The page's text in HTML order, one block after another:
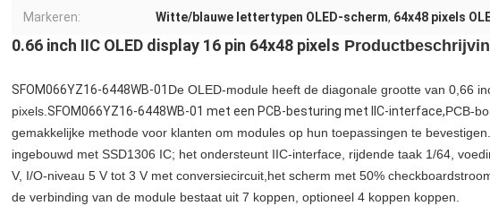
Markeren: Witte/blauwe lettertypen OLED-scherm, 64x48 pixels
0.66 inch IIC OLED display 16 pin 64x48 pixels
SFOM066YZ16-6448WB-01 De OLED-module heeft de diagonale grootte van 0,66
pixels.SFOM066YZ16-6448WB-01 met een PCB-besturing met IIC-interface,PCB-
gemakkelijke methode voor klanten om modules op hun toepassingen te bevestigen.
ingebouwd met SSD1306 IC; het ondersteunt IIC-interface, rijdende taak 1/64,
V, I/O-niveau 5 V tot 3 V met conversiecircuit,het scherm met 50%
de verbinding van de module bestaat uit 7 koppen, optioneel 4 koppen koppen.